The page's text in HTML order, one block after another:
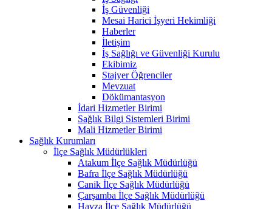
İş Güvenliği
Mesai Harici İşyeri Hekimliği
Haberler
İletişim
İş Sağlığı ve Güvenliği Kurulu
Ekibimiz
Stajyer Öğrenciler
Mevzuat
Dökümantasyon
İdari Hizmetler Birimi
Sağlık Bilgi Sistemleri Birimi
Mali Hizmetler Birimi
Sağlık Kurumları
İlçe Sağlık Müdürlükleri
Atakum İlçe Sağlık Müdürlüğü
Bafra İlçe Sağlık Müdürlüğü
Canik İlçe Sağlık Müdürlüğü
Çarşamba İlçe Sağlık Müdürlüğü
Havza İlçe Sağlık Müdürlüğü